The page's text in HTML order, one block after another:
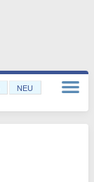
NEU